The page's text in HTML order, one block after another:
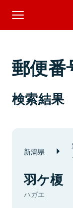
郵便番
検索結果
新潟県
羽ケ榎
ハガエ